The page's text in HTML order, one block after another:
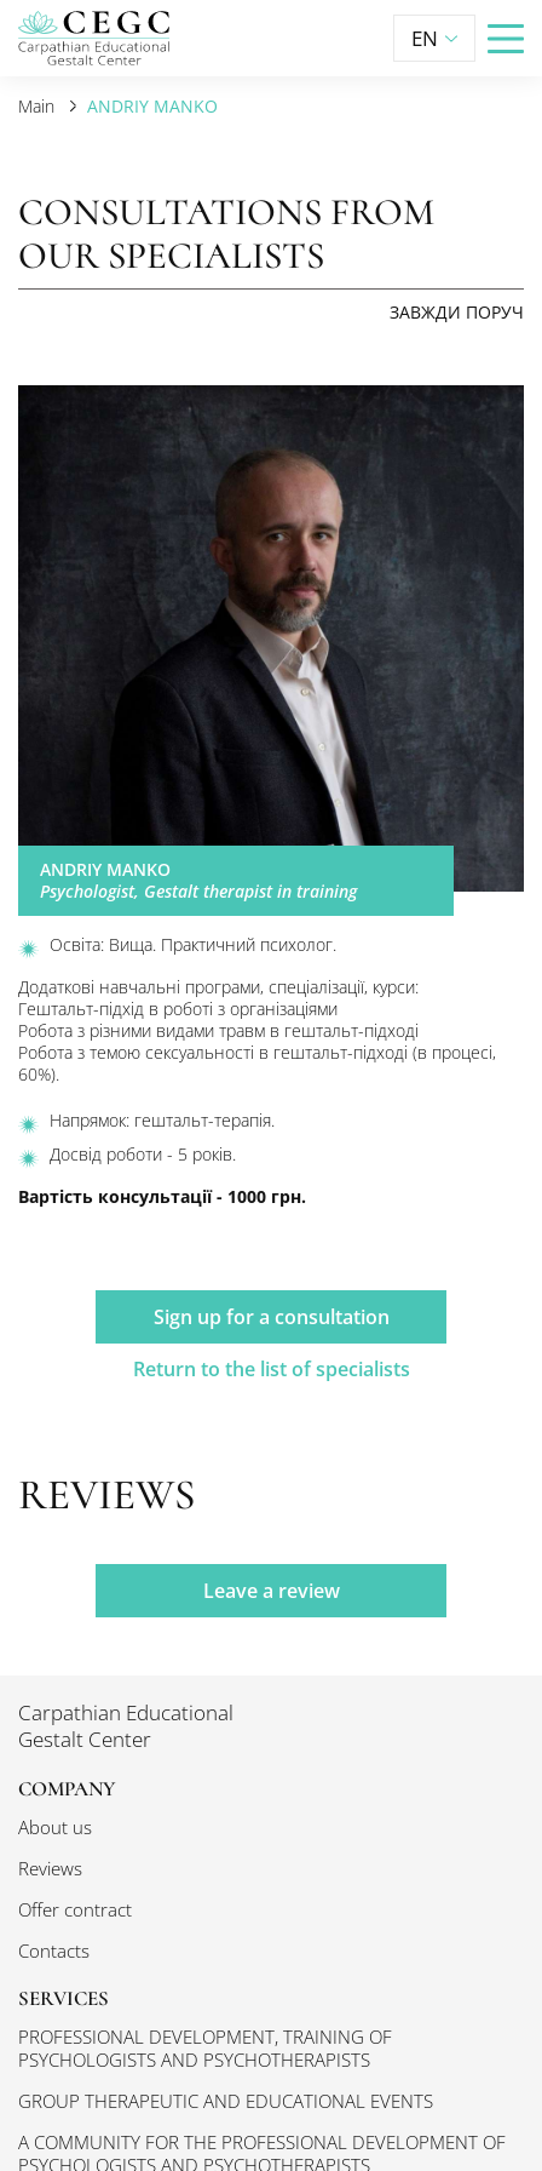
EN
Main ANDRIY MANKO
CONSULTATIONS FROM
OUR SPECIALISTS
ЗАВЖДИ ПОРУЧ
ANDRIY MANKO
Psychologist, Gestalt therapist in training
Освіта: Вища. Практичний психолог.
Додаткові навчальні програми, спеціалізації, курси:
Гештальт-підхід в роботі з організаціями
Робота з різними видами травм в гештальт-підході
Робота з темою сексуальності в гештальт-підході (в процесі,
60%).
Напрямок: гештальт-терапія.
Досвід роботи - 5 років.
Вартість консультації - 1000 грн.
Return to the list of specialists
Sign up for a consultation
REVIEWS
Leave a review
Carpathian Educational
Gestalt Center
COMPANY
About us
Reviews
Offer contract
Contacts
SERVICES
PROFESSIONAL DEVELOPMENT, TRAINING OF
PSYCHOLOGISTS AND PSYCHOTHERAPISTS
GROUP THERAPEUTIC AND EDUCATIONAL EVENTS
A COMMUNITY FOR THE PROFESSIONAL DEVELOPMENT OF
PSYCHOLOGISTS AND PSYCHOTHERAPISTS